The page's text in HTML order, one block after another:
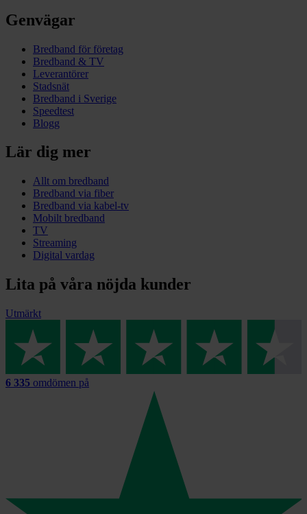
Genvägar
Bredband för företag
Bredband & TV
Leverantörer
Stadsnät
Bredband i Sverige
Speedtest
Blogg
Lär dig mer
Allt om bredband
Bredband via fiber
Bredband via kabel-tv
Mobilt bredband
TV
Streaming
Digital vardag
Lita på våra nöjda kunder
Utmärkt
6 335 omdömen på